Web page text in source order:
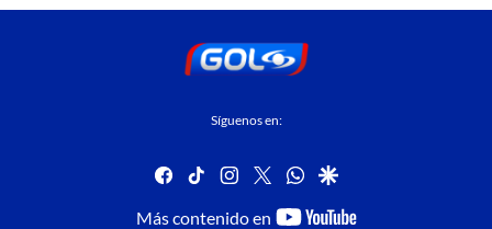
Síguenos en:
facebook
tiktok instagram
twitterwhatsapp
google
Más contenido en
youtube-